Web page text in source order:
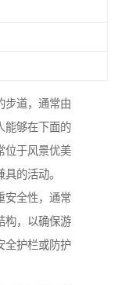
步道，通常由
能够在下面的
位于风景优美
的活动。
安全性，通常
构，以确保游
全护栏或防护